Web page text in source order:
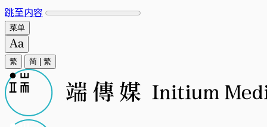
跳至内容
菜单
繁 简 繁